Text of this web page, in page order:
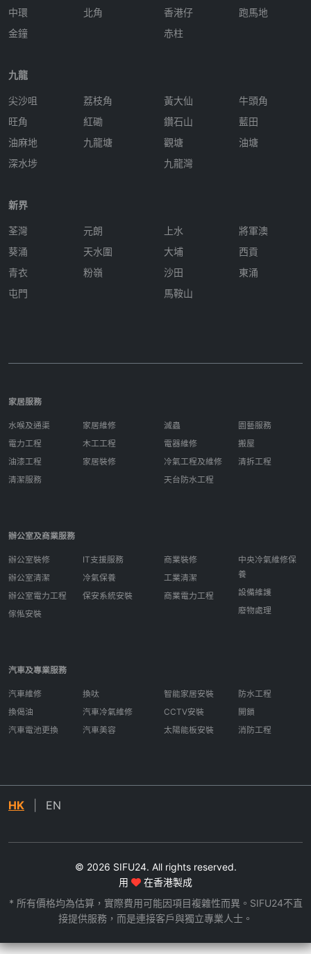
中環
金鐘
北角
香港仔
赤柱
跑馬地
九龍
尖沙咀
旺角
油麻地
深水埗
荔枝角
紅磡
九龍塘
黃大仙
鑽石山
觀塘
九龍灣
牛頭角
藍田
油塘
新界
荃灣
葵涌
青衣
屯門
元朗
天水圍
粉嶺
上水
大埔
沙田
馬鞍山
將軍澳
西貢
東涌
家居服務
水喉及通渠
電力工程
油漆工程
清潔服務
家居維修
木工工程
家居裝修
滅蟲
電器維修
冷氣工程及維修
天台防水工程
園藝服務
搬屋
清拆工程
辦公室及商業服務
辦公室裝修
辦公室清潔
辦公室電力工程
傢俬安裝
IT支援服務
冷氣保養
保安系統安裝
商業裝修
工業清潔
商業電力工程
中央冷氣維修保
養
設備維護
廢物處理
汽車及專業服務
汽車維修
換偈油
汽車電池更換
換呔
汽車冷氣維修
汽車美容
智能家居安裝
CCTV安裝
太陽能板安裝
防水工程
開鎖
消防工程
HK EN
© 2026 SIFU24. All rights reserved.
用
在香港製成
* 所有價格均為估算，實際費用可能因項目複雜性而異。SIFU24不直
接提供服務，而是連接客戶與獨立專業人士。